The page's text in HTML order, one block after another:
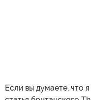
Если вы думаете, что